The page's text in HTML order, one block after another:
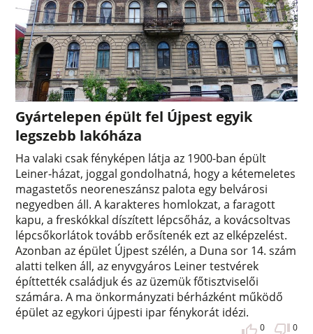
Gyártelepen épült fel Újpest egyik
legszebb lakóháza
Ha valaki csak fényképen látja az 1900-ban épült
Leiner-házat, joggal gondolhatná, hogy a kétemeletes
magastetős neoreneszánsz palota egy belvárosi
negyedben áll. A karakteres homlokzat, a faragott
kapu, a freskókkal díszített lépcsőház, a kovácsoltvas
lépcsőkorlátok tovább erősítenék ezt az elképzelést.
Azonban az épület Újpest szélén, a Duna sor 14. szám
alatti telken áll, az enyvgyáros Leiner testvérek
építtették családjuk és az üzemük főtisztviselői
számára. A ma önkormányzati bérházként működő
épület az egykori újpesti ipar fénykorát idézi.
0 0